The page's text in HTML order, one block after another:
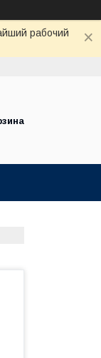
рабочий